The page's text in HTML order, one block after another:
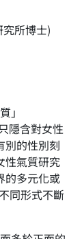
所博士)
」
隱含對女性
別的性別刻
氣質研究
多元化或
同形式不斷